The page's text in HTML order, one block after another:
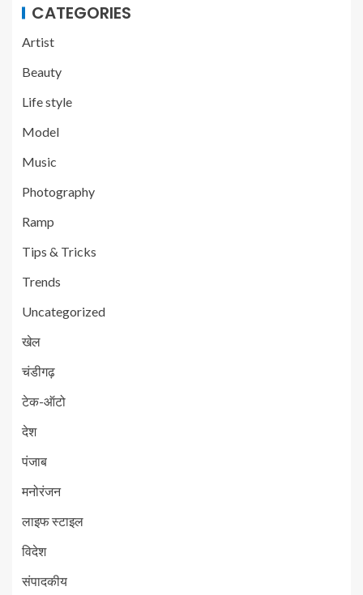
CATEGORIES
Artist
Beauty
Life style
Model
Music
Photography
Ramp
Tips & Tricks
Trends
Uncategorized
खेल
चंडीगढ़
टेक-ऑटो
देश
पंजाब
मनोरंजन
लाइफ स्टाइल
विदेश
संपादकीय